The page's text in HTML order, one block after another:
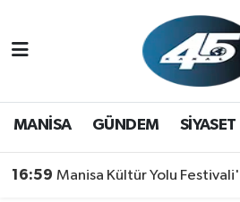
MANİSA GÜNDEM SİYASET
16:59 Manisa Kültür Yolu Festivali'nde Gastronomi Rüzgarı:
GÜNDEM
Hava Durumu
Trafik Durumu